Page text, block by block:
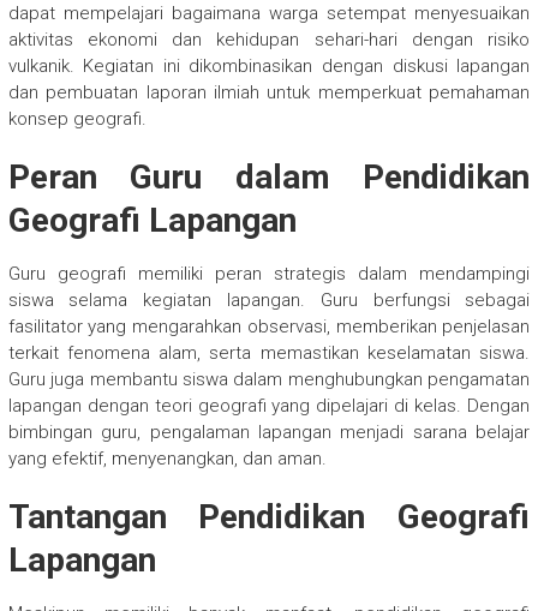
dapat mempelajari bagaimana warga setempat menyesuaikan
aktivitas ekonomi dan kehidupan sehari-hari dengan risiko
vulkanik. Kegiatan ini dikombinasikan dengan diskusi lapangan
dan pembuatan laporan ilmiah untuk memperkuat pemahaman
konsep geografi.
Peran Guru dalam Pendidikan
Geografi Lapangan
Guru geografi memiliki peran strategis dalam mendampingi
siswa selama kegiatan lapangan. Guru berfungsi sebagai
fasilitator yang mengarahkan observasi, memberikan penjelasan
terkait fenomena alam, serta memastikan keselamatan siswa.
Guru juga membantu siswa dalam menghubungkan pengamatan
lapangan dengan teori geografi yang dipelajari di kelas. Dengan
bimbingan guru, pengalaman lapangan menjadi sarana belajar
yang efektif, menyenangkan, dan aman.
Tantangan Pendidikan Geografi
Lapangan